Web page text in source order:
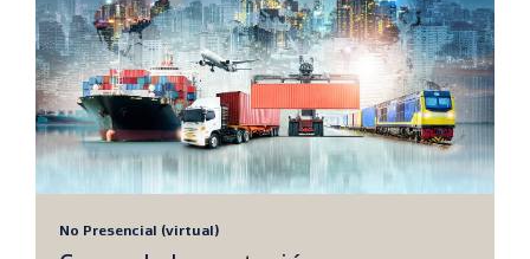
No Presencial (virtual)